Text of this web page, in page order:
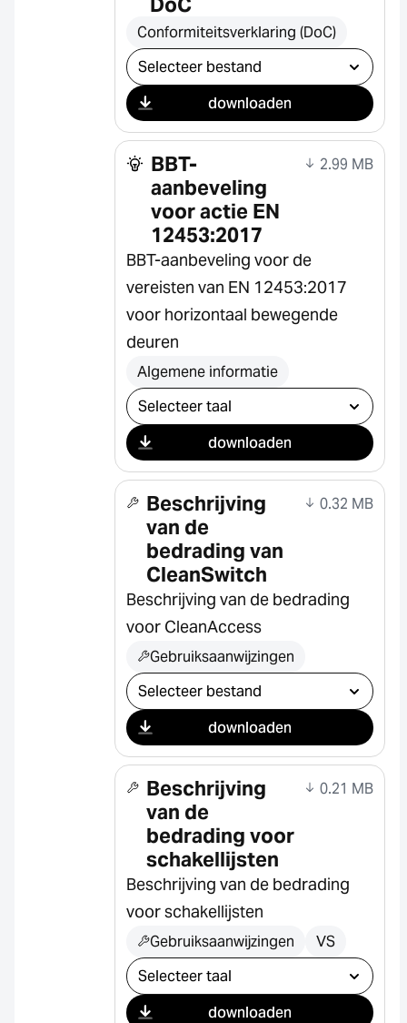
Conformiteitsverklaring (DoC)
Selecteer download
downloaden
BBT-
aanbeveling
voor actie EN
12453:2017
2.99 MB
BBT-aanbeveling voor de
vereisten van EN 12453:2017
voor horizontaal bewegende
deuren
Algemene informatie
Selecteer download
downloaden
Beschrijving
van de
bedrading van
CleanSwitch
0.32 MB
Beschrijving van de bedrading
voor CleanAccess
Gebruiksaanwijzingen
Selecteer download
downloaden
Beschrijving
van de
bedrading voor
schakellijsten
0.21 MB
Beschrijving van de bedrading
voor schakellijsten
Gebruiksaanwijzingen VS
Selecteer download
downloaden